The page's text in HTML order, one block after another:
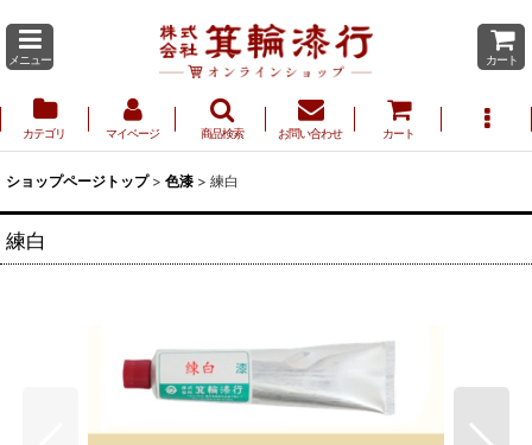
メニュー カート
カテゴリ マイページ 商品検索 お問い合わせ カート
ショップページトップ > 色漆 > 練白
練白